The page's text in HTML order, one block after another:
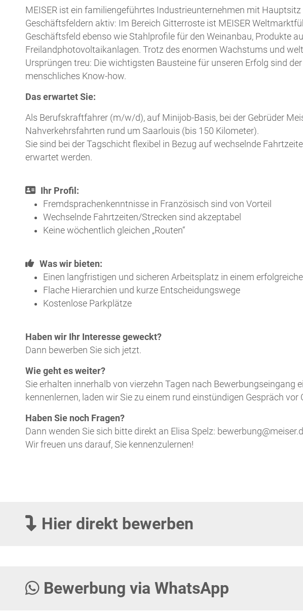
MEISER ist ein familiengeführtes Industrieunternehmen mit
Geschäftsfeldern aktiv: Im Bereich Gitterroste ist MEISER
Geschäftsfeld ebenso wie Stahlprofile für den Weinanbau, Produkte
Freilandphotovoltaikanlagen. Trotz des enormen Wachstums und
Ursprüngen treu: Die wichtigsten Bausteine für unseren Erfolg sind
menschliches Know-how.
Das erwartet Sie:
Als Berufskraftfahrer (m/w/d), auf Minijob-Basis, bei der Gebrüder
Nahverkehrsfahrten rund um Saarlouis (bis 150 Kilometer).
Sie sind bei der Tagschicht flexibel in Bezug auf wechselnde
erwartet werden.
Ihr Profil:
Fremdsprachenkenntnisse in Französisch sind von Vorteil
Wechselnde Fahrtzeiten/Strecken sind akzeptabel
Keine wöchentlich gleichen „Routen“
Was wir bieten:
Einen langfristigen und sicheren Arbeitsplatz in einem
Flache Hierarchien und kurze Entscheidungswege
Kostenlose Parkplätze
Haben wir Ihr Interesse geweckt?
Dann bewerben Sie sich jetzt.
Wie geht es weiter?
Sie erhalten innerhalb von vierzehn Tagen nach Bewerbungseingang
kennenlernen, laden wir Sie zu einem rund einstündigen Gespräch vor
Haben Sie noch Fragen?
Dann wenden Sie sich bitte direkt an Elisa Spelz:
Wir freuen uns darauf, Sie kennenzulernen!
Hier direkt bewerben
Bewerbung via WhatsApp